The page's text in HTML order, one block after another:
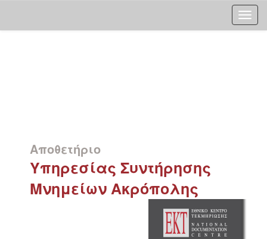
Αποθετήριο
Υπηρεσίας Συντήρησης
Μνημείων Ακρόπολης